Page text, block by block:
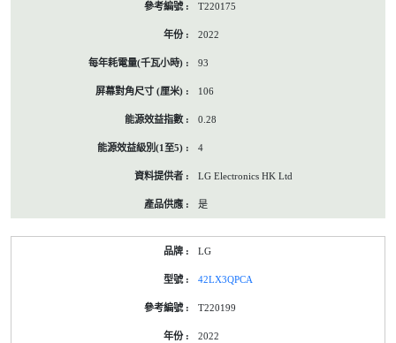
T220175
2022
93
106
0.28
4
LG Electronics HK Ltd
是
LG
42LX3QPCA
T220199
2022